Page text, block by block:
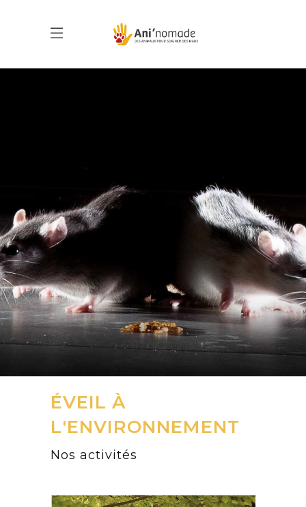
ÉVEIL À
L'ENVIRONNEMENT
Nos activités